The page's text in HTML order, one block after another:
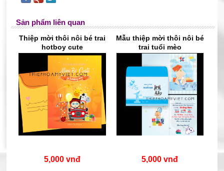
Sản phẩm liên quan
Thiệp mời thôi nôi bé trai
hotboy cute
5,000 vnđ
Mẫu thiệp mời thôi nôi bé
trai tuổi mèo
5,000 vnđ